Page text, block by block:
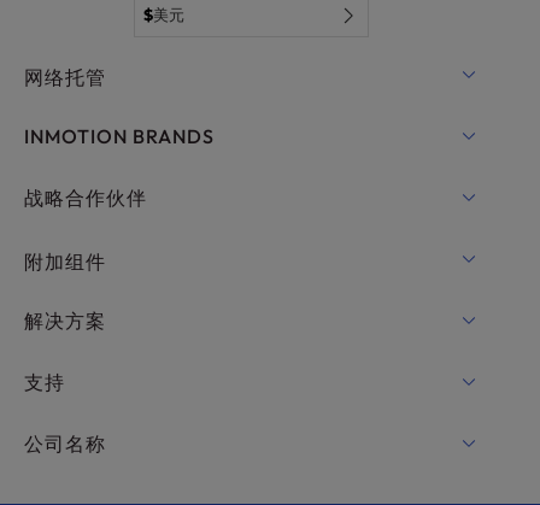
$美元
网络托管
共享主机
适用于WordPress的UltraStack ONE
VPS 托管
裸机服务器
企业托管解决方案
INMOTION BRANDS
RamNode 云
战略合作伙伴
OpenMetal 云计算 IaaS
附加组件
域名
专业电子邮件
解决方案
cPanel 托管
支持
在线聊天
公司名称